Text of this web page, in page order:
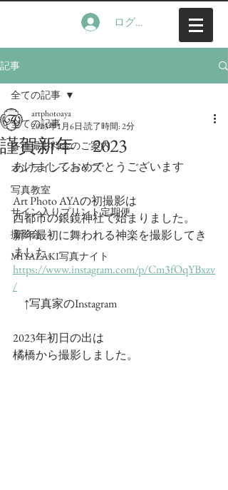
ログイン
記事
全ての記事
各種撮影料金のご案内
オンラインショップ
写真教室
サイン入りプリント定期便
撮影会
MIYAZAKI写真ナイト
全ての記事
謹賀新年 2023
artphotoaya
2023年1月6日 読了時間: 2分
あけましておめでとうございます
Art Photo AYAの初撮影は
西都市の銀鏡神社で始まりました。
新年最初に舞われる神楽を撮影してき
ました。
https://www.instagram.com/p/Cm3fOqYBxzv
/
↑写真家のInstagram
2023年初日の出は
橘橋から撮影しました。